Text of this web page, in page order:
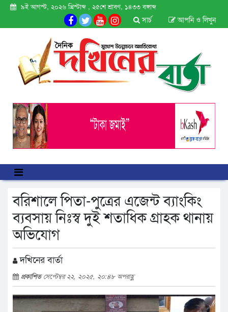
৯ই আগস্ট, ২০২৬ খ্রিস্টাব্দ , ২৫শে শ্রাবণ, ১৪৩৩ বঙ্গাব্দ
আপনি ও লিখুন
সার্চ
বরিশালে পিতা-পুত্রের এজেন্ট ব্যাংকিং
ব্যবসায় নিঃস্ব দুই শতাধিক গ্রাহক থানায়
অভিযোগ
দখিনের বার্তা
প্রকাশিতসেপ্টেম্বর ২২, ২০২৫, ২০:৪৮ অপরাহ্ণ